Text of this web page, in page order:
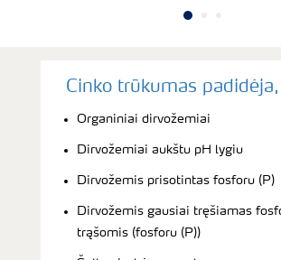
Cinko trūkumas
Organiniai dirvožemiai
Dirvožemiai aukštu pH lygiu
Dirvožemis prisotintas fosforu (P)
Dirvožemis gausiai tręšiamas
trąšomis (fosforu (P))